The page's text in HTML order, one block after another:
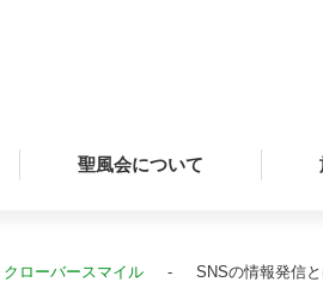
聖風会について
クローバースマイル SNSの情報発信と